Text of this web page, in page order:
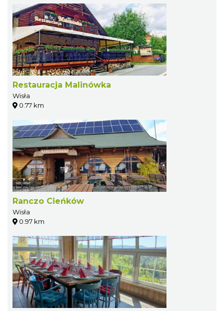
Restauracja Malinówka
Wisła
0.77 km
Ranczo Cieńków
Wisła
0.97 km